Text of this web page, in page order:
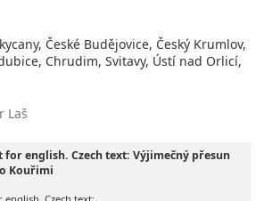
České Budějovice, Český Krumlov,
Chrudim, Svitavy, Ústí nad Orlicí,
Laš
for english. Czech text: Výjimečný přesun
Kouřimi